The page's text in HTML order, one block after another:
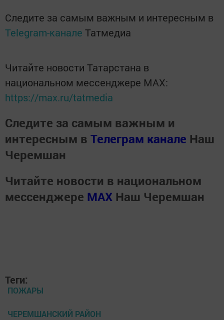
Следите за самым важным и интересным в
Telegram-канале Татмедиа
Читайте новости Татарстана в
национальном мессенджере MАХ:
https://max.ru/tatmedia
Следите за самым важным и
интересным в Телеграм канале Наш
Черемшан
Читайте новости в национальном
мессенджере MАХ Наш Черемшан
Теги:
ПОЖАРЫ
ЧЕРЕМШАНСКИЙ РАЙОН